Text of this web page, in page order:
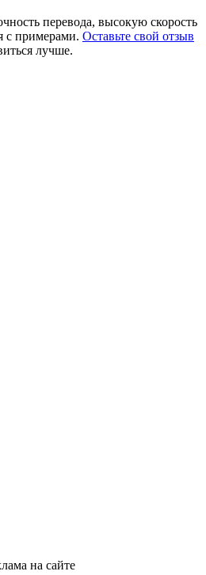
перевода, высокую скорость
с примерами. Оставьте свой отзыв
лучше.
на сайте